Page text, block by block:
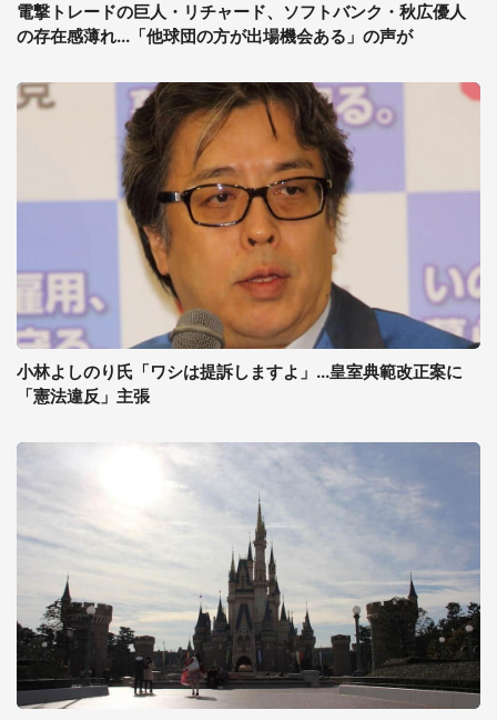
電撃トレードの巨人・リチャード、ソフトバンク・秋広優人
の存在感薄れ...「他球団の方が出場機会ある」の声が
小林よしのり氏「ワシは提訴しますよ」...皇室典範改正案に
「憲法違反」主張